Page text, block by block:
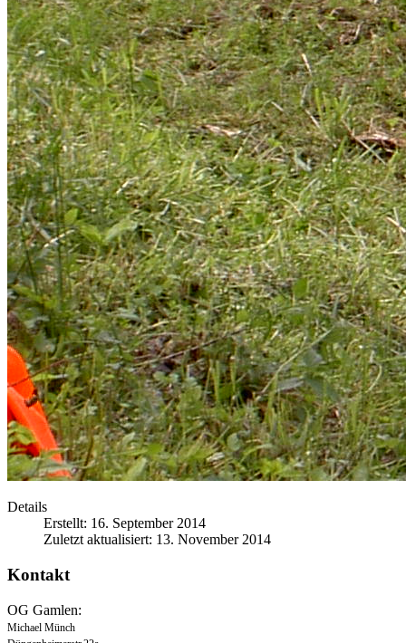
Details
Erstellt: 16. September 2014
Zuletzt aktualisiert: 13. November 2014
Kontakt
OG Gamlen:
Michael Münch